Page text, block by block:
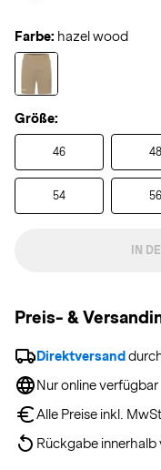
Farbe: hazel wood
Größe:
46 48
54 56
IN
Preis- &
Direktversand
Nur online verfügbar
Alle Preise inkl.
Rückgabe